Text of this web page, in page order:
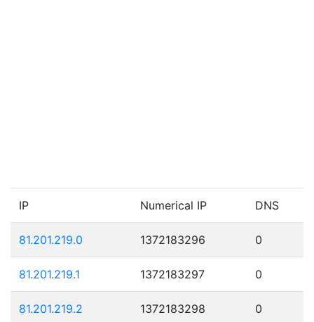
IP Numerical IP DNS
81.201.219.0 1372183296 0
81.201.219.1 1372183297 0
81.201.219.2 1372183298 0